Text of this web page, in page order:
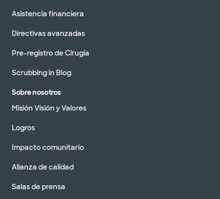
Asistencia financiera
Directivas avanzadas
Pre-registro de Cirugía
Scrubbing in Blog
Sobre nosotros
Misión Visión y Valores
Logros
Impacto comunitario
Alianza de calidad
Salas de prensa